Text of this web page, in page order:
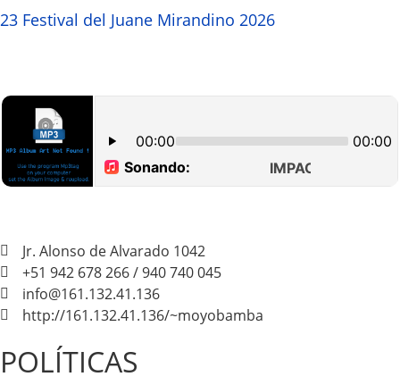
23 Festival del Juane Mirandino 2026
Jr. Alonso de Alvarado 1042
+51 942 678 266 / 940 740 045
info@161.132.41.136
http://161.132.41.136/~moyobamba
POLÍTICAS